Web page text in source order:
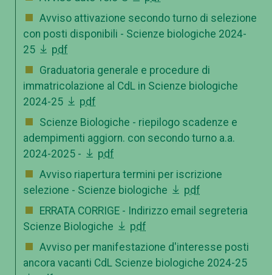
Avviso attivazione secondo turno di selezione
con posti disponibili - Scienze biologiche 2024-
25
pdf
Graduatoria generale e procedure di
immatricolazione al CdL in Scienze biologiche
2024-25
pdf
Scienze Biologiche - riepilogo scadenze e
adempimenti aggiorn. con secondo turno a.a.
2024-2025 -
pdf
Avviso riapertura termini per iscrizione
selezione - Scienze biologiche
pdf
ERRATA CORRIGE - Indirizzo email segreteria
Scienze Biologiche
pdf
Avviso per manifestazione d'interesse posti
ancora vacanti CdL Scienze biologiche 2024-25